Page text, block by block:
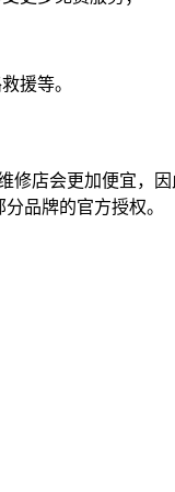
援等。
修店会更加便宜，
品牌的官方授权。